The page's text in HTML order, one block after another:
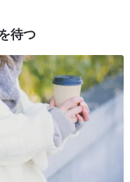
待つ